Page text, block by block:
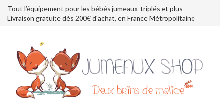
Tout l’équipement pour les bébés jumeaux, triplés et plus
Livraison gratuite dès 200€ d'achat, en France Métropolitaine